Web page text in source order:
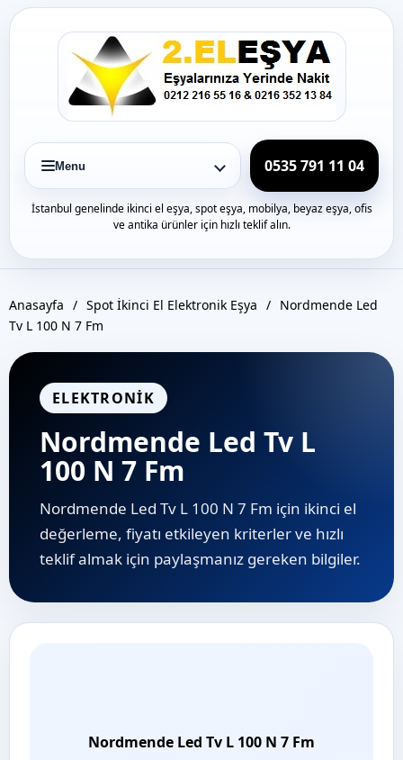
Icerige
Menu 0535 791 11 04
İstanbul genelinde ikinci el eşya, spot eşya, mobilya, beyaz eşya, ofis
ve antika ürünler için hızlı teklif alın.
Anasayfa / Spot İkinci El Elektronik Eşya / Nordmende Led
Tv L 100 N 7 Fm
ELEKTRONIK
Nordmende Led Tv L
100 N 7 Fm
Nordmende Led Tv L 100 N 7 Fm için ikinci el
değerleme, fiyatı etkileyen kriterler ve hızlı
teklif almak için paylaşmanız gereken bilgiler.
Nordmende Led Tv L 100 N 7 Fm